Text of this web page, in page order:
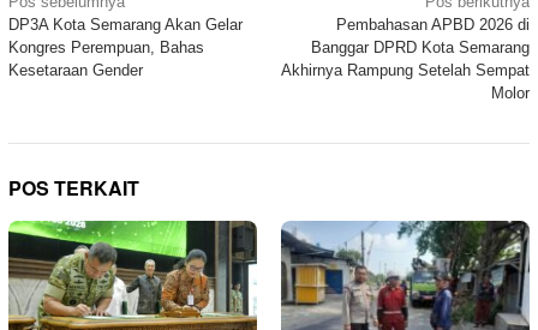
pos
DP3A Kota Semarang Akan Gelar
Kongres Perempuan, Bahas
Kesetaraan Gender
Pembahasan APBD 2026 di
Banggar DPRD Kota Semarang
Akhirnya Rampung Setelah Sempat
Molor
POS TERKAIT